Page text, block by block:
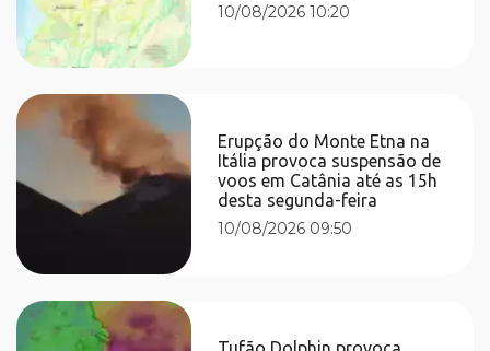
10/08/2026 10:20
Erupção do Monte Etna na
Itália provoca suspensão de
voos em Catânia até as 15h
desta segunda-feira
10/08/2026 09:50